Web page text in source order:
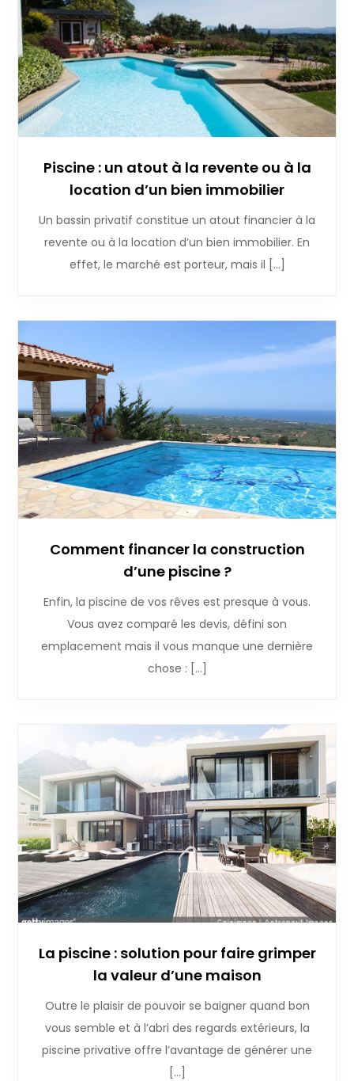
Piscine : un atout à la revente ou à la
location d’un bien immobilier
Un bassin privatif constitue un atout financier à la
revente ou à la location d’un bien immobilier. En
effet, le marché est porteur, mais il […]
Comment financer la construction
d’une piscine ?
Enfin, la piscine de vos rêves est presque à vous.
Vous avez comparé les devis, défini son
emplacement mais il vous manque une dernière
chose : […]
La piscine : solution pour faire grimper
la valeur d’une maison
Outre le plaisir de pouvoir se baigner quand bon
vous semble et à l’abri des regards extérieurs, la
piscine privative offre l’avantage de générer une
[…]